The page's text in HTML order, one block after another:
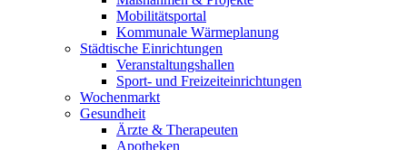
Mobilitätsportal
Kommunale Wärmeplanung
Städtische Einrichtungen
Veranstaltungshallen
Sport- und Freizeiteinrichtungen
Wochenmarkt
Gesundheit
Ärzte & Therapeuten
Apotheken